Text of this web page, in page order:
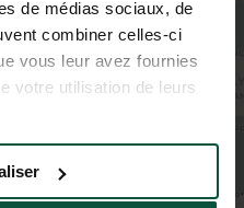
de médias sociaux, de
combiner celles-ci
vous leur avez fournies
votre utilisation de leurs
2
2
8
4
6